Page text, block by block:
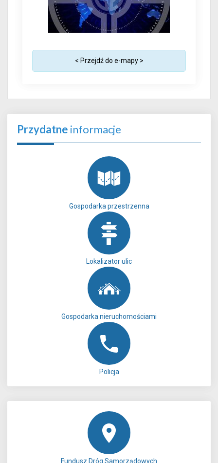
< Przejdź do e-mapy >
Przydatne informacje
Gospodarka przestrzenna
Lokalizator ulic
Gospodarka nieruchomościami
Policja
Fundusz Dróg Samorządowych